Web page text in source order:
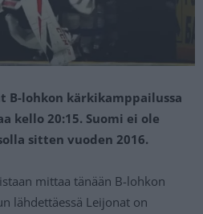
B-lohkon kärkikamppailussa
kello 20:15. Suomi ei ole
sitten vuoden 2016.
mittaa tänään B-lohkon
lähdettäessä Leijonat on